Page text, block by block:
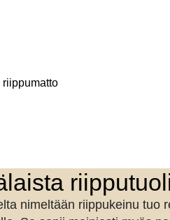
riippumatto
nimeltään riippukeinu tuo